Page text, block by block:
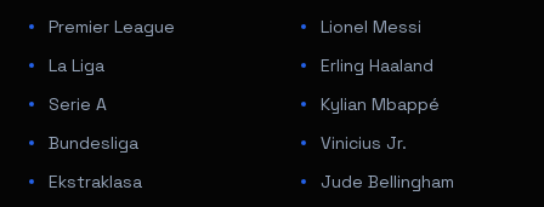
Premier League
La Liga
Serie A
Bundesliga
Ekstraklasa
Lionel Messi
Erling Haaland
Kylian Mbappé
Vinicius Jr.
Jude Bellingham